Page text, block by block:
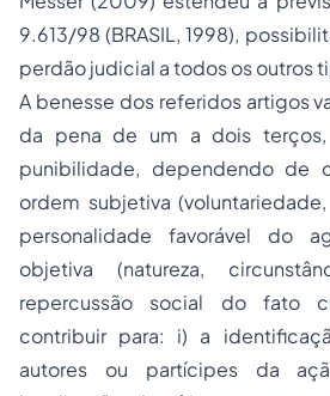
9.613/98 (BRASIL, 1998),
perdão judicial a todos os outros
A benesse dos referidos artigos
da pena de um a dois
punibilidade, dependendo de
ordem subjetiva
personalidade favorável do
objetiva (natureza,
repercussão social do fato
contribuir para: i) a
autores ou partícipes da